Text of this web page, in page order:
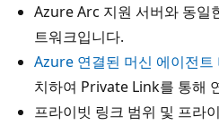
Azure Arc 지원 서버와 동일
트워크입니다.
Azure 연결된 머신 에이전트
치하여 Private Link를 통해
프라이빗 링크 범위 및 프라